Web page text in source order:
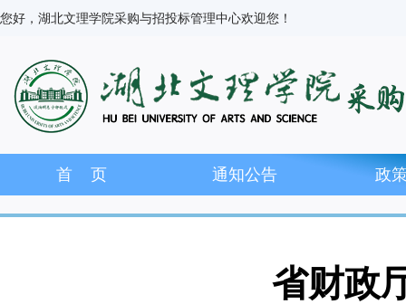
您好，湖北文理学院采购与招投标管理中心欢迎您！
首 页 通知公告 政
省财政